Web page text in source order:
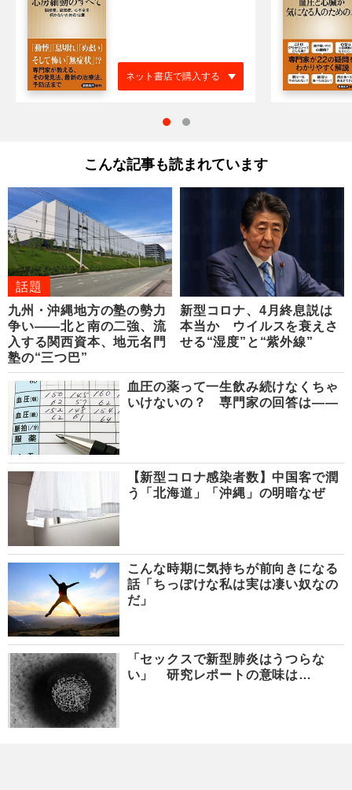
ネット書店で購入する
こんな記事も読まれています
話題
九州・沖縄地方の塾の勢力
争い――北と南の二強、流
入する関西資本、地元名門
塾の“三つ巴”
新型コロナ、4月終息説は
本当か ウイルスを衰えさ
せる“湿度”と“紫外線”
血圧の薬って一生飲み続けなくちゃ
いけないの？ 専門家の回答は――
【新型コロナ感染者数】中国客で潤
う「北海道」「沖縄」の明暗なぜ
こんな時期に気持ちが前向きになる
話「ちっぽけな私は実は凄い奴なの
だ」
「セックスで新型肺炎はうつらな
い」 研究レポートの意味は…